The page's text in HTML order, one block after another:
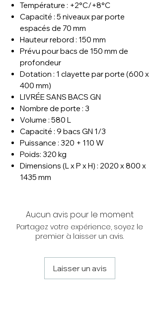
Température : +2°C/+8°C
Capacité : 5 niveaux par porte
espacés de 70 mm
Hauteur rebord : 150 mm
Prévu pour bacs de 150 mm de
profondeur
Dotation : 1 clayette par porte (600 x
400 mm)
LIVRÉE SANS BACS GN
Nombre de porte : 3
Volume : 580 L
Capacité : 9 bacs GN 1/3
Puissance : 320 + 110 W
Poids: 320 kg
Dimensions (L x P x H) : 2020 x 800 x
1435 mm
Aucun avis pour le moment
Partagez votre expérience, soyez le
premier à laisser un avis.
Laisser un avis